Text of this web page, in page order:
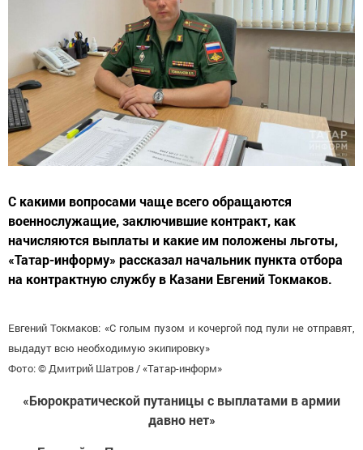
С какими вопросами чаще всего обращаются
военнослужащие, заключившие контракт, как
начисляются выплаты и какие им положены льготы,
«Татар-информу» рассказал начальник пункта отбора
на контрактную службу в Казани Евгений Токмаков.
Евгений Токмаков: «С голым пузом и кочергой под пули не отправят,
выдадут всю необходимую экипировку»
Фото: © Дмитрий Шатров / «Татар-информ»
«Бюрократической путаницы с выплатами в армии
давно нет»